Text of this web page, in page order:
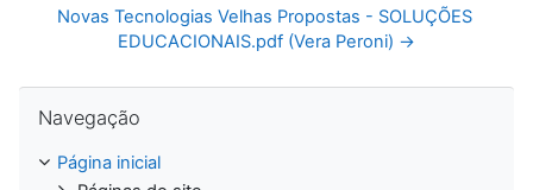
Novas Tecnologias Velhas Propostas - SOLUÇÕES
EDUCACIONAIS.pdf (Vera Peroni) →
Navegação
Página inicial